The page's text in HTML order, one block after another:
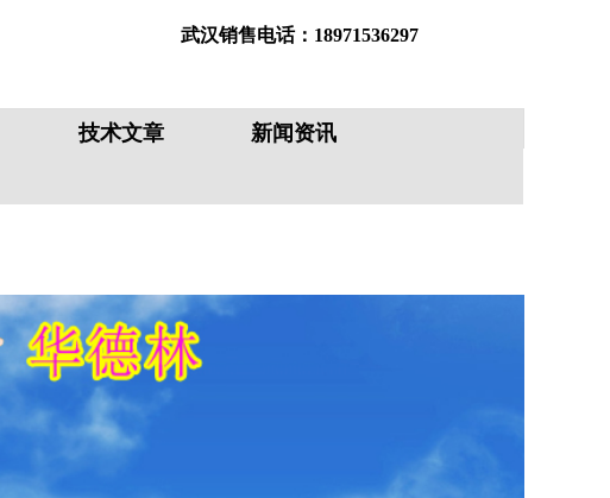
武汉销售电话：18971536297
鞍山销售电话：18008634748
技术文章
新闻资讯